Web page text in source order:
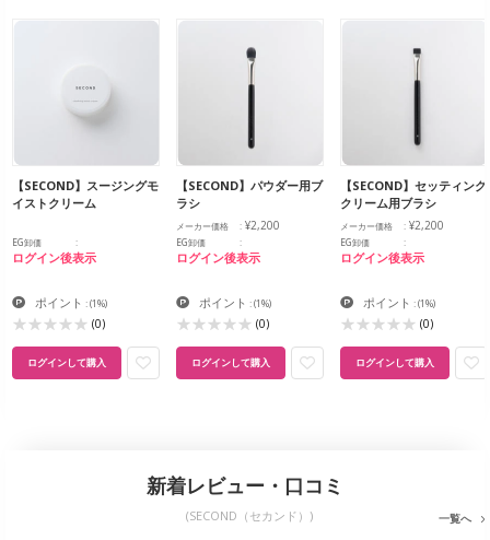
【SECOND】スージングモ
イストクリーム
EG卸価
ログイン後表示
ポイント :(1%)
(0)
ログインして購入
【SECOND】パウダー用ブ
ラシ
メーカー価格 ¥2,200
EG卸価
ログイン後表示
ポイント :(1%)
(0)
ログインして購入
【SECOND】セッティング
クリーム用ブラシ
メーカー価格 ¥2,200
EG卸価
ログイン後表示
ポイント :(1%)
(0)
ログインして購入
新着レビュー・口コミ
(SECOND（セカンド）) 一覧へ